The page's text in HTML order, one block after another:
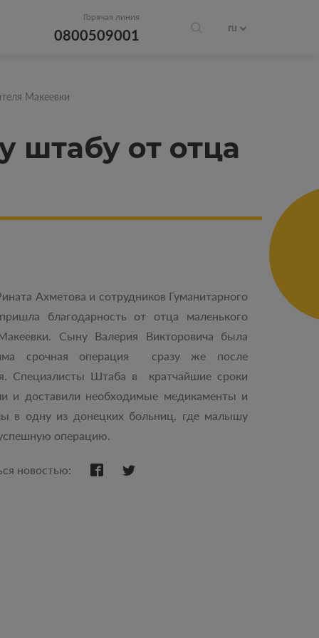
Горячая линия
0800509001 ru
Макеевки
штабу от отца
Ахметова и сотрудников Гуманитарного
благодарность от отца маленького
Сыну Валерия Викторовича была
срочная операция сразу же после
Специалисты Штаба в кратчайшие сроки
и доставили необходимые медикаменты и
в одну из донецких больниц, где малышу
операцию.
новостью: